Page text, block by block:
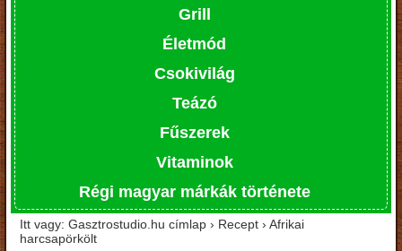
Grill
Életmód
Csokivilág
Teázó
Fűszerek
Vitaminok
Régi magyar márkák története
Itt vagy: Gasztrostudio.hu címlap › Recept › Afrikai
harcsapörkölt